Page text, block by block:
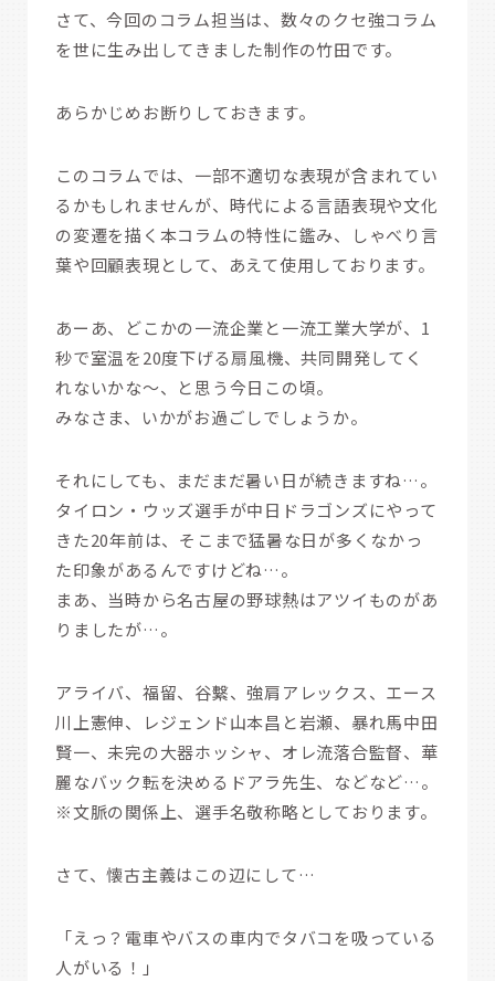
さて、今回のコラム担当は、数々のクセ強コラム
を世に生み出してきました制作の竹田です。
あらかじめお断りしておきます。
このコラムでは、一部不適切な表現が含まれてい
るかもしれませんが、時代による言語表現や文化
の変遷を描く本コラムの特性に鑑み、しゃべり言
葉や回顧表現として、あえて使用しております。
あーあ、どこかの一流企業と一流工業大学が、1
秒で室温を20度下げる扇風機、共同開発してく
れないかな～、と思う今日この頃。
みなさま、いかがお過ごしでしょうか。
それにしても、まだまだ暑い日が続きますね…。
タイロン・ウッズ選手が中日ドラゴンズにやって
きた20年前は、そこまで猛暑な日が多くなかっ
た印象があるんですけどね…。
まあ、当時から名古屋の野球熱はアツイものがあ
りましたが…。
アライバ、福留、谷繫、強肩アレックス、エース
川上憲伸、レジェンド山本昌と岩瀬、暴れ馬中田
賢一、未完の大器ホッシャ、オレ流落合監督、華
麗なバック転を決めるドアラ先生、などなど…。
※文脈の関係上、選手名敬称略としております。
さて、懐古主義はこの辺にして…
「えっ？電車やバスの車内でタバコを吸っている
人がいる！」